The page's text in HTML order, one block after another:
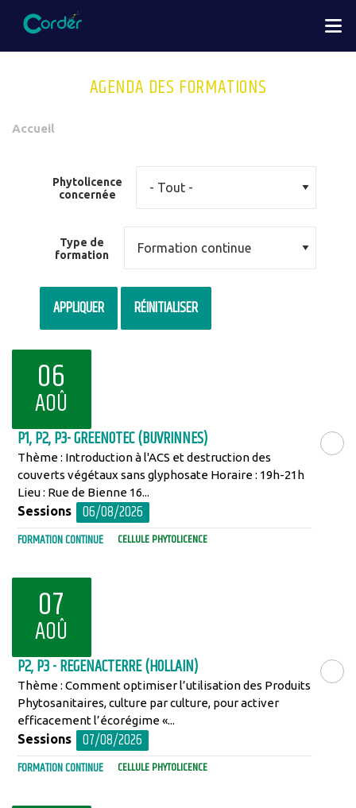
Aller
contenu
AGENDA DES FORMATIONS
You
Accueil
Phytolicence
concernée
Type de
formation
APPLIQUER RÉINITIALISER
06
AOÛ
LIRE LA
P1, P2, P3- GREENOTEC (BUVRINNES)
Thème : Introduction à l'ACS et destruction des
couverts végétaux sans glyphosate Horaire : 19h-21h
Lieu : Rue de Bienne 16...
Sessions 06/08/2026
FORMATION CONTINUE CELLULE PHYTOLICENCE
07
AOÛ
LIRE LA
P2, P3 - REGENACTERRE (HOLLAIN)
Thème : Comment optimiser l’utilisation des Produits
Phytosanitaires, culture par culture, pour activer
efficacement l’écorégime «...
Sessions 07/08/2026
FORMATION CONTINUE CELLULE PHYTOLICENCE